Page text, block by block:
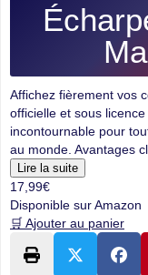
Affichez fièrement vos
officielle et sous
incontournable pour
au monde. Avantages
Lire la suite
17,99€
Disponible sur Amazon
🛒 Ajouter au panier